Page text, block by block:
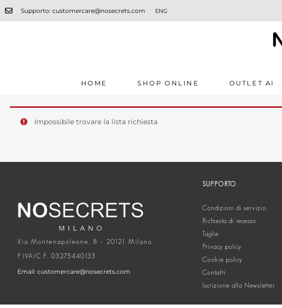
Supporto: customercare@nosecrets.com ENG
HOME SHOP ONLINE OUTLET AI
Impossibile trovare la lista richiesta
Via Montenapoleone, 8 – 20121 Milano
P.IVA/C.F. 03275440133
Email: customercare@nosecrets.com
SUPPORTO
Condizioni di servizio
Richiesta di recesso
Taglie
Privacy policy
Cookie policy
Contatti
Iscrizione alla Newsletter